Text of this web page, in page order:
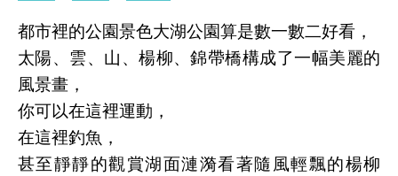
都市裡的公園景色大湖公園算是數一數二好看，
太陽、雲、山、楊柳、錦帶橋構成了一幅美麗的
風景畫，
你可以在這裡運動，
在這裡釣魚，
甚至靜靜的觀賞湖面漣漪看著隨風輕飄的楊柳